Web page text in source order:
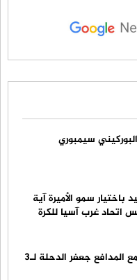
سيمبوري
باختيار سمو الأميرة آية
اتحاد غرب آسيا للكرة
نادي السلط يتعاقد مع المدافع جعفر الدحلة لـ3